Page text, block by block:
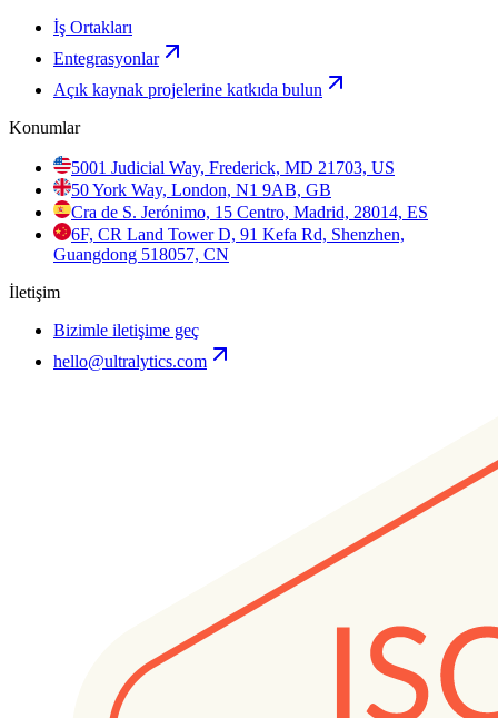
İş Ortakları
Entegrasyonlar
Açık kaynak projelerine katkıda bulun
Konumlar
5001 Judicial Way, Frederick, MD 21703, US
50 York Way, London, N1 9AB, GB
Cra de S. Jerónimo, 15 Centro, Madrid, 28014, ES
6F, CR Land Tower D, 91 Kefa Rd, Shenzhen,
Guangdong 518057, CN
İletişim
Bizimle iletişime geç
hello@ultralytics.com